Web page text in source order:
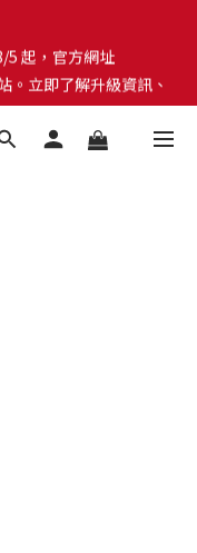
立即了解升級資訊、
＞
立即了解升級資訊、
＞
物金！全館滿 $1,500 享